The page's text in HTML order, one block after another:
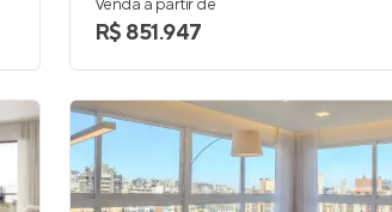
Venda a partir de
R$ 851.947